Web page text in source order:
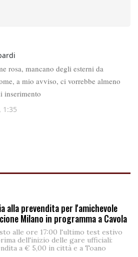
alla prevendita per l'amichevole
Milano in programma a Cavola
alle ore 17:00 l'ultimo test estivo
dell'inizio delle gare ufficiali:
a € 5,00 in città e a Toano